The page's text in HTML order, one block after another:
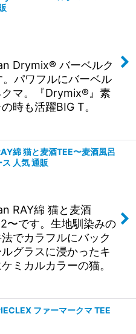
Drymix® バーベルク
。パワフルにバーベル
マ。『Drymix®』素
時も活躍BIG T。
綿 猫と麦酒TEE〜麦酒風呂
人気 通販
RAY綿 猫と麦酒
〜です。生地馴染みの
でカラフルにバック
グラスに浸かったキ
ミカルカラーの猫。
ファーマークマ TEE